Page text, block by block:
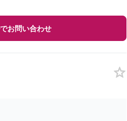
お問い合わせ